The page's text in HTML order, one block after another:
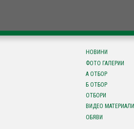
НОВИНИ
ФОТО ГАЛЕРИИ
А ОТБОР
Б ОТБОР
ОТБОРИ
ВИДЕО МАТЕРИАЛИ
ОБЯВИ